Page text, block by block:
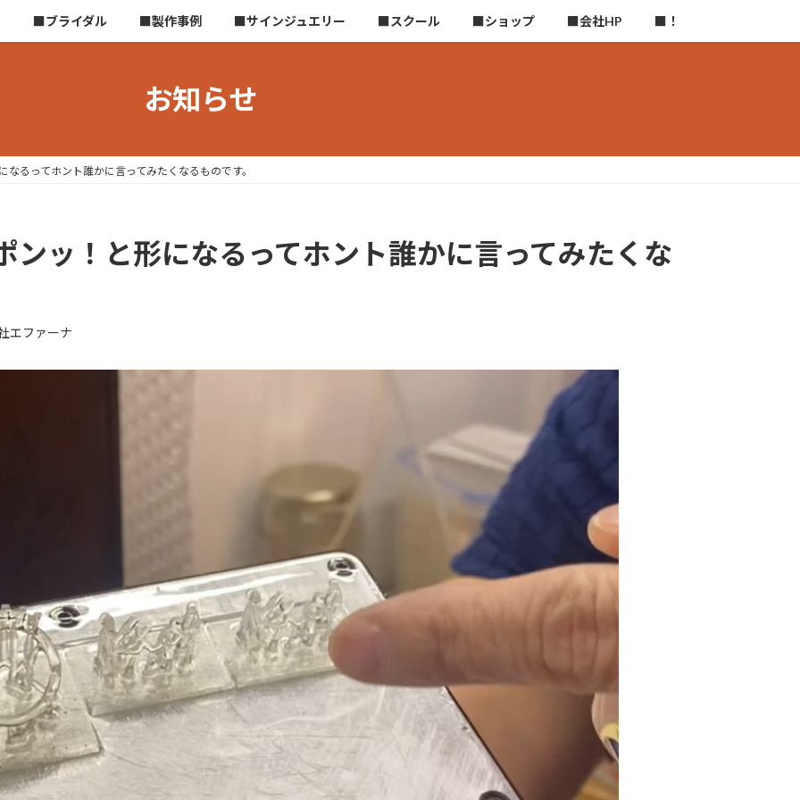
■ブライダル ■製作事例 ■サインジュエリー ■スクール ■ショップ ■会社HP ■！
お知らせ
るってホント誰かに言ってみたくなるものです。
ンッ！と形になるってホント誰かに言ってみたくな
エファーナ